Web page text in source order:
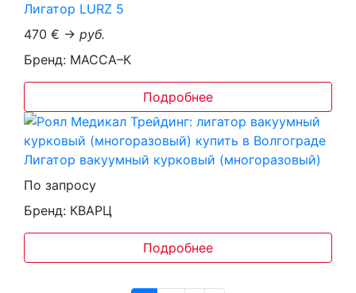
Лигатор LURZ 5
470 € → руб.
Бренд: МАССА–К
Подробнее
Лигатор вакуумный курковый (многоразовый)
По запросу
Бренд: КВАРЦ
Подробнее